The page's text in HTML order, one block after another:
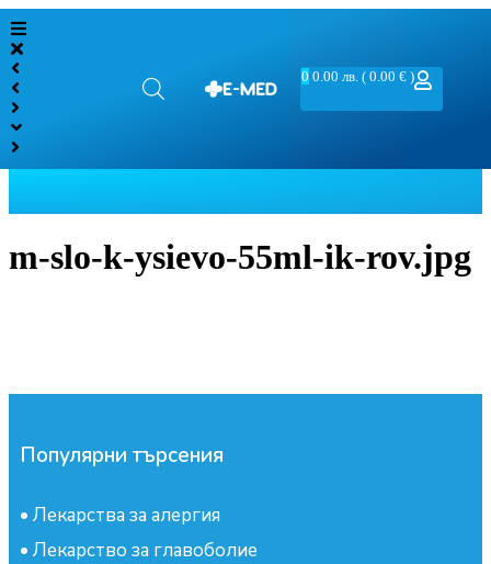
0 0.00лв. ( 0.00 € )
m-slo-k-ysievo-55ml-ik-rov.jpg
Популярни търсения
• Лекарства за алергия
• Лекарство за главоболие